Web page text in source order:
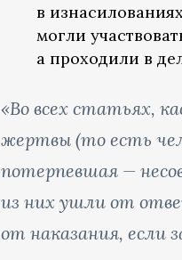
в
могли
а проходили в
«Во всех статьях,
жертвы (то есть
потерпевшая —
из них ушли от
от наказания, если